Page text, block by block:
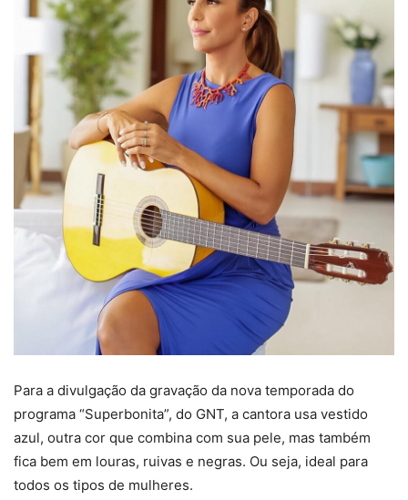
Para a divulgação da gravação da nova temporada do
programa “Superbonita”, do GNT, a cantora usa vestido
azul, outra cor que combina com sua pele, mas também
fica bem em louras, ruivas e negras. Ou seja, ideal para
todos os tipos de mulheres.